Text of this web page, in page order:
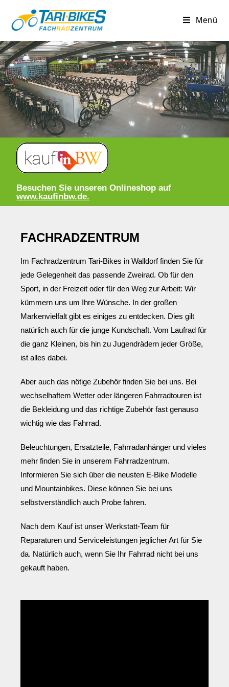
Menü
Besuchen Sie unseren Onlineshop auf
www.kaufinbw.de.
FACHRADZENTRUM
Im Fachradzentrum Tari-Bikes in Walldorf finden Sie für
jede Gelegenheit das passende Zweirad. Ob für den
Sport, in der Freizeit oder für den Weg zur Arbeit: Wir
kümmern uns um Ihre Wünsche. In der großen
Markenvielfalt gibt es einiges zu entdecken. Dies gilt
natürlich auch für die junge Kundschaft. Vom Laufrad für
die ganz Kleinen, bis hin zu Jugendrädern jeder Größe,
ist alles dabei.
Aber auch das nötige Zubehör finden Sie bei uns. Bei
wechselhaftem Wetter oder längeren Fahrradtouren ist
die Bekleidung und das richtige Zubehör fast genauso
wichtig wie das Fahrrad.
Beleuchtungen, Ersatzteile, Fahrradanhänger und vieles
mehr finden Sie in unserem Fahrradzentrum.
Informieren Sie sich über die neusten E-Bike Modelle
und Mountainbikes. Diese können Sie bei uns
selbstverständlich auch Probe fahren.
Nach dem Kauf ist unser Werkstatt-Team für
Reparaturen und Serviceleistungen jeglicher Art für Sie
da. Natürlich auch, wenn Sie Ihr Fahrrad nicht bei uns
gekauft haben.